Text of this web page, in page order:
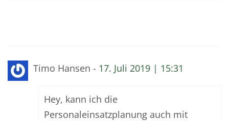
Timo Hansen - 17. Juli 2019 | 15:31
Hey, kann ich die
Personaleinsatzplanung auch mit